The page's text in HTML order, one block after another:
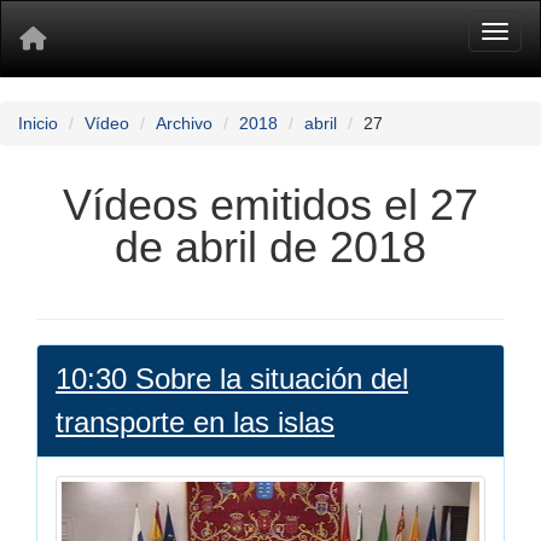
Inicio Vídeo Archivo 2018 abril 27
Vídeos emitidos el 27
de abril de 2018
10:30 Sobre la situación del
transporte en las islas